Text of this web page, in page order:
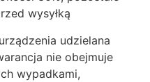
wysyłką
udzielana
nie obejmuje
wypadkami,